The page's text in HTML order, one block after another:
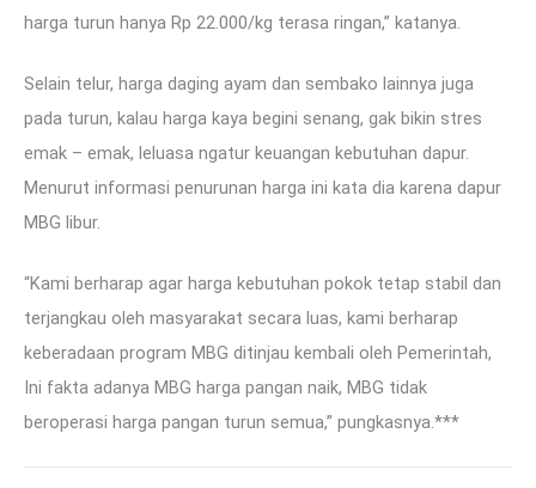
harga turun hanya Rp 22.000/kg terasa ringan,” katanya.
Selain telur, harga daging ayam dan sembako lainnya juga
pada turun, kalau harga kaya begini senang, gak bikin stres
emak – emak, leluasa ngatur keuangan kebutuhan dapur.
Menurut informasi penurunan harga ini kata dia karena dapur
MBG libur.
“Kami berharap agar harga kebutuhan pokok tetap stabil dan
terjangkau oleh masyarakat secara luas, kami berharap
keberadaan program MBG ditinjau kembali oleh Pemerintah,
Ini fakta adanya MBG harga pangan naik, MBG tidak
beroperasi harga pangan turun semua,” pungkasnya.***